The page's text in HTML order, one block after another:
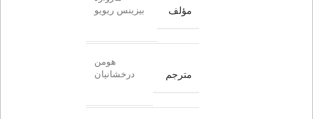
مؤلف
بیزینس ریویو
مترجم
هومن
درخشانیان